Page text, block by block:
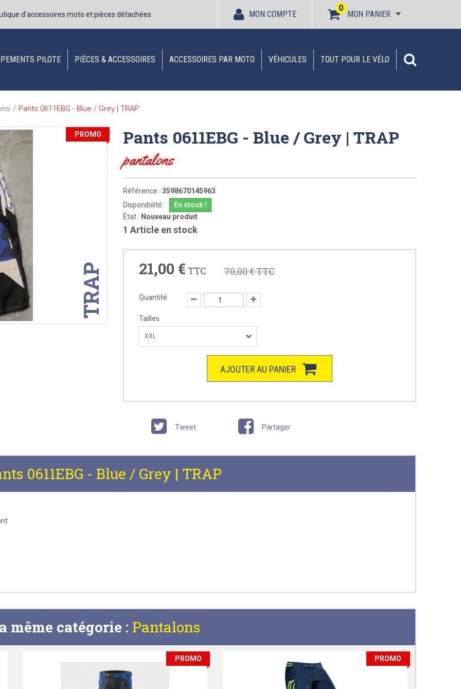
d’accessoires moto et pièces détachées MON PANIER
0
MON COMPTE
PILOTE PIÈCES & ACCESSOIRES ACCESSOIRES PAR MOTO VÉHICULES TOUT POUR LE VÉLO
/ Pants 0611EBG - Blue / Grey | TRAP
PROMO
TRAP
Pants 0611EBG - Blue / Grey | TRAP
pantalons
Référence : 3598670145963
Disponibilité :
En stock !
État : Nouveau produit
1 Article en stock
21,00 € TTC 70,00 €TTC
Quantité
Tailles
XXL
AJOUTER AU PANIER
Tweet Partager
0611EBG - Blue / Grey | TRAP
même catégorie : Pantalons
PROMO PROMO